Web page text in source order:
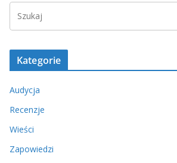
Kategorie
Audycja
Recenzje
Wieści
Zapowiedzi